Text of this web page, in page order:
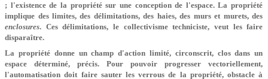
; l'existence de la propriété sur une conception de l'espace. La propriété
implique des limites, des délimitations, des haies, des murs et murets, des
enclosures. Ces délimitations, le collectivisme techniciste, veut les faire
disparaître.
La propriété donne un champ d'action limité, circonscrit, clos dans un
espace déterminé, précis. Pour pouvoir progresser vectoriellement,
l'automatisation doit faire sauter les verrous de la propriété, obstacle à